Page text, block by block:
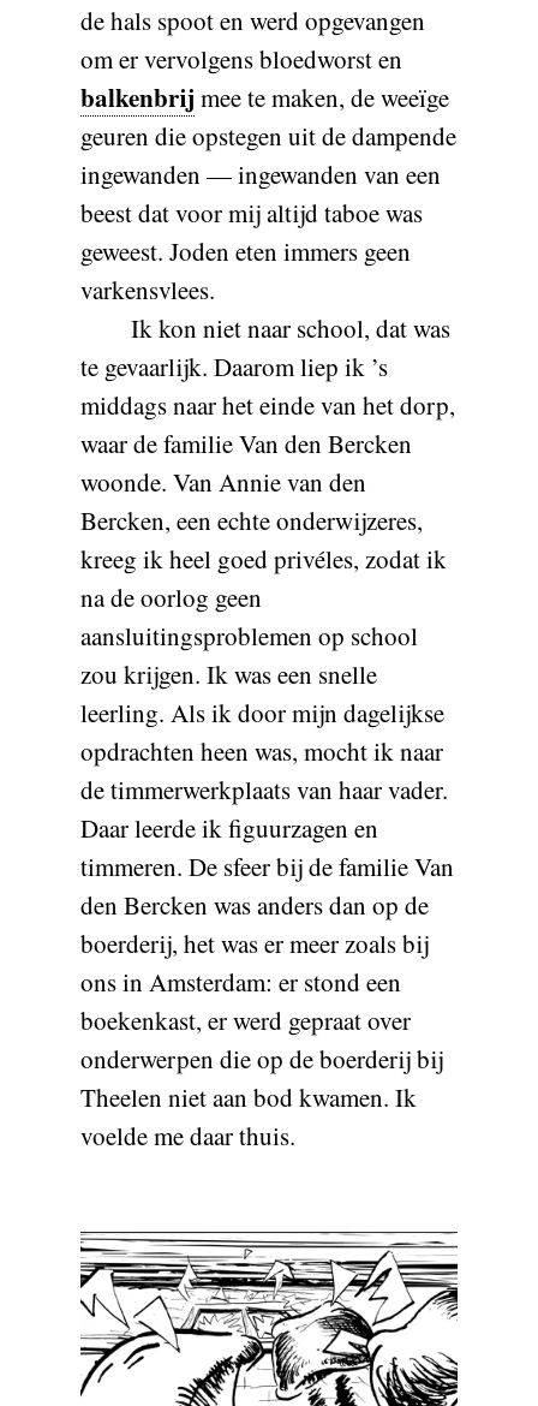
de hals spoot en werd opgevangen
om er vervolgens bloedworst en
balkenbrij mee te maken, de weeïge
geuren die opstegen uit de dampende
ingewanden — ingewanden van een
beest dat voor mij altijd taboe was
geweest. Joden eten immers geen
varkensvlees.
Ik kon niet naar school, dat was
te gevaarlijk. Daarom liep ik ’s
middags naar het einde van het dorp,
waar de familie Van den Bercken
woonde. Van Annie van den
Bercken, een echte onderwijzeres,
kreeg ik heel goed privéles, zodat ik
na de oorlog geen
aansluitingsproblemen op school
zou krijgen. Ik was een snelle
leerling. Als ik door mijn dagelijkse
opdrachten heen was, mocht ik naar
de timmerwerkplaats van haar vader.
Daar leerde ik figuurzagen en
timmeren. De sfeer bij de familie Van
den Bercken was anders dan op de
boerderij, het was er meer zoals bij
ons in Amsterdam: er stond een
boekenkast, er werd gepraat over
onderwerpen die op de boerderij bij
Theelen niet aan bod kwamen. Ik
voelde me daar thuis.